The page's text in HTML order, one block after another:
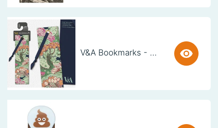
V&A Bookmarks - Art Nouveau Trees (set van 3)